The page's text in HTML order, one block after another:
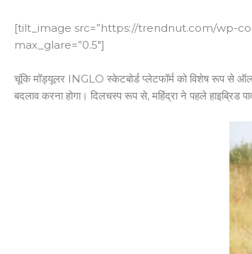
[tilt_image src=”https://trendnut.com/wp-
max_glare=”0.5″]
चूंकि मॉड्यूलर INGLO स्केटबोर्ड प्लेटफॉर्म को विशेष रूप से
बदलाव करना होगा। दिलचस्प रूप से, महिंद्रा ने पहले